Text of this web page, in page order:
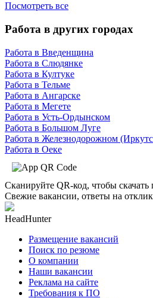
Посмотреть все
Работа в других городах
Работа в Введенщина
Работа в Слюдянке
Работа в Култуке
Работа в Тельме
Работа в Ангарске
Работа в Мегете
Работа в Усть-Ордынском
Работа в Большом Луге
Работа в Железнодорожном
Работа в Оеке
Сканируйте QR-код, чтобы
Свежие вакансии, ответы на
HeadHunter
Размещение вакансий
Поиск по резюме
О компании
Наши вакансии
Реклама на сайте
Требования к ПО